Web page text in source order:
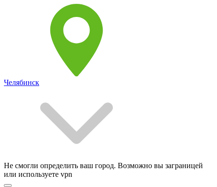
Челябинск
Не смогли определить ваш город. Возможно вы заграницей
или используете vpn